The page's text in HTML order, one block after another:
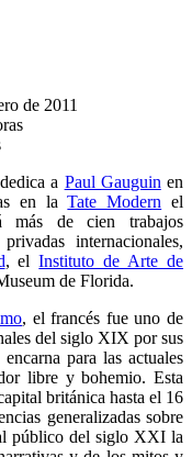
de 2011
a Paul Gauguin en
en laTate Modern el
más de cien trabajos
internacionales,
, elInstituto de Arte de
de Florida.
, el francés fue uno de
del siglo XIX por sus
para las actuales
libre y bohemio. Esta
británica hasta el 16
generalizadas sobre
público del siglo XXI la